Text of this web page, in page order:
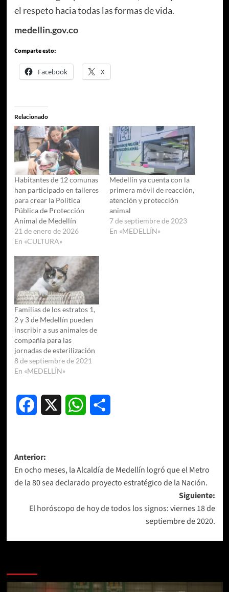
el respeto hacia todas las formas de vida.
medellin.gov.co
Comparte esto:
Facebook X
Relacionado
Habitantes de 12 comunas
han participado en talleres
para crear la Política
Pública de Protección
Animal de Medellín
21 de enero de 2026
En «CULTURA»
Medellín ya cuenta con la
primera móvil de reacción,
atención y protección
animal
7 de septiembre de 2023
En «MEDELLÍN»
Familias de los estratos 1,
2 y 3 de Medellín pueden
inscribir a sus animales de
compañía para las
jornadas de esterilización
8 de septiembre de 2021
En «MEDELLÍN»
Facebook WhatsApp
Navegación
de
entradas
Anterior:
En ocho meses, la Alcaldía de Medellín logró que el Metro
de la 80 sea declarado proyecto estratégico de la Nación.
Siguiente:
El horóscopo de hoy de todos los signos: viernes 18 de
septiembre de 2020.